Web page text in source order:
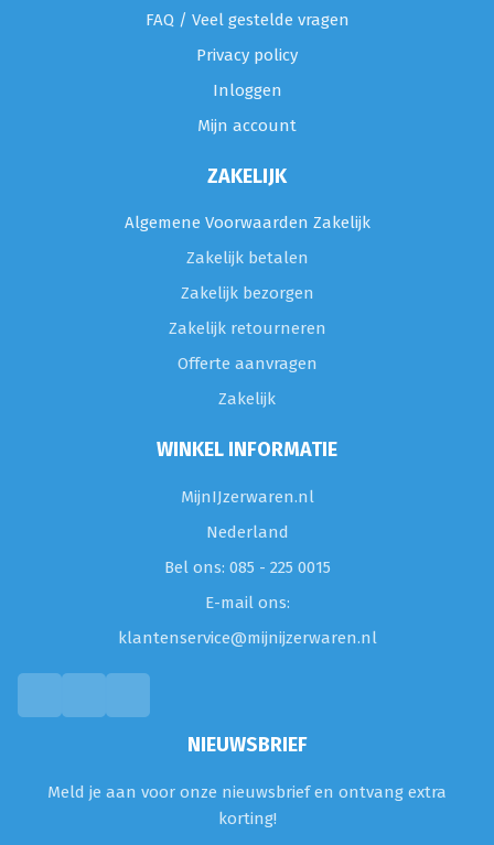
FAQ / Veel gestelde vragen
Privacy policy
Inloggen
Mijn account
ZAKELIJK
Algemene Voorwaarden Zakelijk
Zakelijk betalen
Zakelijk bezorgen
Zakelijk retourneren
Offerte aanvragen
Zakelijk
WINKEL INFORMATIE
MijnIJzerwaren.nl
Nederland
Bel ons: 085 - 225 0015
E-mail ons:
klantenservice@mijnijzerwaren.nl
NIEUWSBRIEF
Meld je aan voor onze nieuwsbrief en ontvang extra
korting!